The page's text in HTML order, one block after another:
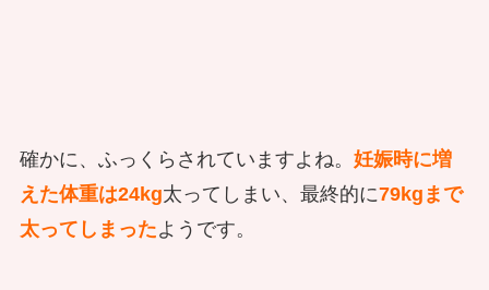
確かに、ふっくらされていますよね。 妊娠時に増
えた体重は24kg太ってしまい、最終的に79kgまで
太ってしまったようです。